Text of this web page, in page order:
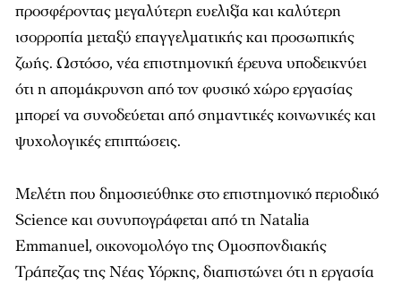
προσφέροντας μεγαλύτερη ευελιξία και καλύτερη
ισορροπία μεταξύ επαγγελματικής και προσωπικής
ζωής. Ωστόσο, νέα επιστημονική έρευνα υποδεικνύει
ότι η απομάκρυνση από τον φυσικό χώρο εργασίας
μπορεί να συνοδεύεται από σημαντικές κοινωνικές και
ψυχολογικές επιπτώσεις.
Μελέτη που δημοσιεύθηκε στο επιστημονικό περιοδικό
Science και συνυπογράφεται από τη Natalia
Emmanuel, οικονομολόγο της Ομοσπονδιακής
Τράπεζας της Νέας Υόρκης, διαπιστώνει ότι η εργασία